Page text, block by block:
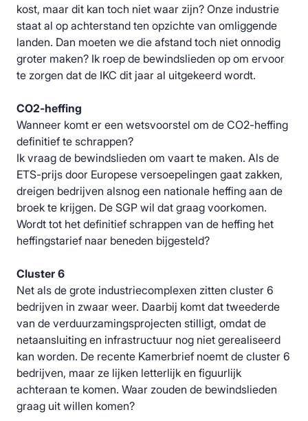
kost, maar dit kan toch niet waar zijn? Onze industrie
staat al op achterstand ten opzichte van omliggende
landen. Dan moeten we die afstand toch niet onnodig
groter maken? Ik roep de bewindslieden op om ervoor
te zorgen dat de IKC dit jaar al uitgekeerd wordt.
CO2-heffing
Wanneer komt er een wetsvoorstel om de CO2-heffing
definitief te schrappen?
Ik vraag de bewindslieden om vaart te maken. Als de
ETS-prijs door Europese versoepelingen gaat zakken,
dreigen bedrijven alsnog een nationale heffing aan de
broek te krijgen. De SGP wil dat graag voorkomen.
Wordt tot het definitief schrappen van de heffing het
heffingstarief naar beneden bijgesteld?
Cluster 6
Net als de grote industriecomplexen zitten cluster 6
bedrijven in zwaar weer. Daarbij komt dat tweederde
van de verduurzamingsprojecten stilligt, omdat de
netaansluiting en infrastructuur nog niet gerealiseerd
kan worden. De recente Kamerbrief noemt de cluster 6
bedrijven, maar ze lijken letterlijk en figuurlijk
achteraan te komen. Waar zouden de bewindslieden
graag uit willen komen?